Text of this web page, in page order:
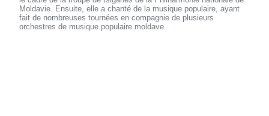
Moldavie. Ensuite, elle a chanté de la musique populaire, ayant
fait de nombreuses tournées en compagnie de plusieurs
orchestres de musique populaire moldave.